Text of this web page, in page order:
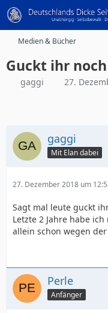
Medien & Bücher
Guckt ihr
gaggi 27.
gaggi
Mit Elan dabei
27. Dezember 2018 um
Sagt mal leute guckt
Letzte 2 Jahre habe
allein schon wegen
Perle
Anfänger